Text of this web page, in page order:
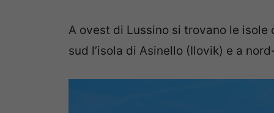
A ovest di Lussino si trovano le isole
sud l’isola di Asinello (Ilovik) e a